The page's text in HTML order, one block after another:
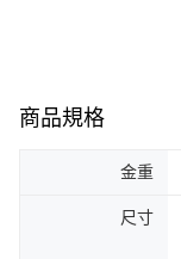
商品規格
金重
尺寸